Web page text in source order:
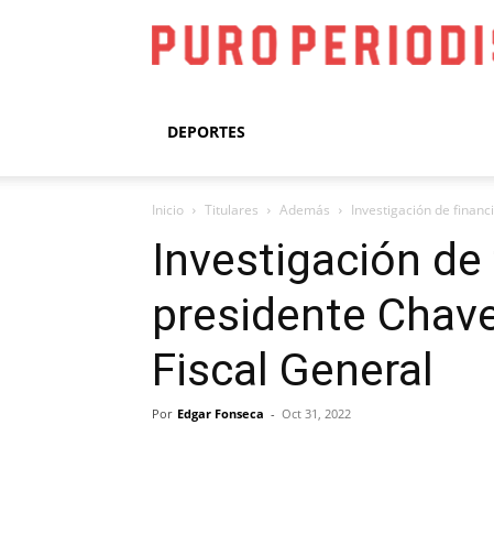
DEPORTES
Inicio Titulares Además Investigación de
Investigación
presidente
Fiscal General
Por Edgar Fonseca - Oct 31, 2022